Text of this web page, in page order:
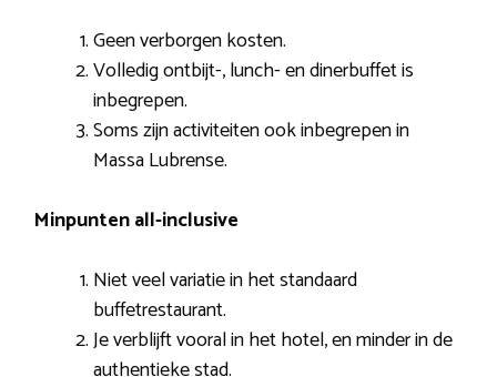
Geen verborgen kosten.
Volledig ontbijt-, lunch- en dinerbuffet is
inbegrepen.
Soms zijn activiteiten ook inbegrepen in
Massa Lubrense.
Minpunten all-inclusive
Niet veel variatie in het standaard
buffetrestaurant.
Je verblijft vooral in het hotel, en minder in de